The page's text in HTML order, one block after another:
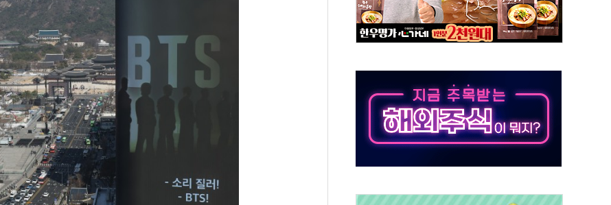
[속보] 종합특검, '尹 관저 이전 감사 무마' 유병호 감사위원 구속 기소
AI에 승부 건 네이버…내년 AI 팩토리 매출 본격화
日, 4~6월 105조원 환시 개입...4월 말 '56조원' 사상 최대
오렌지플래닛 창업재단, 스타트업 지원 프로그램 성료
경찰, '300억대 사기 혐의' 차가원 대표 구속 송치